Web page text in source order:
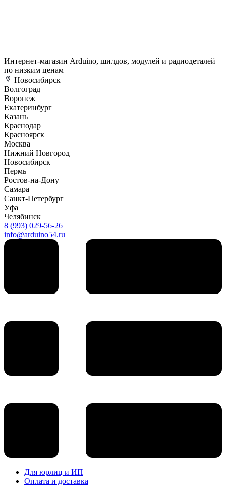
Интернет-магазин Arduino, шилдов, модулей и радиодеталей
по низким ценам
Новосибирск
Волгоград
Воронеж
Екатеринбург
Казань
Краснодар
Красноярск
Москва
Нижний Новгород
Новосибирск
Пермь
Ростов-на-Дону
Самара
Санкт-Петербург
Уфа
Челябинск
8 (993) 029-56-26
info@arduino54.ru
Для юрлиц и ИП
Оплата и доставка